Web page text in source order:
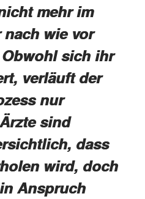
mehr im
nach wie vor
sich ihr
verläuft der
nur
sind
dass
wird, doch
Anspruch